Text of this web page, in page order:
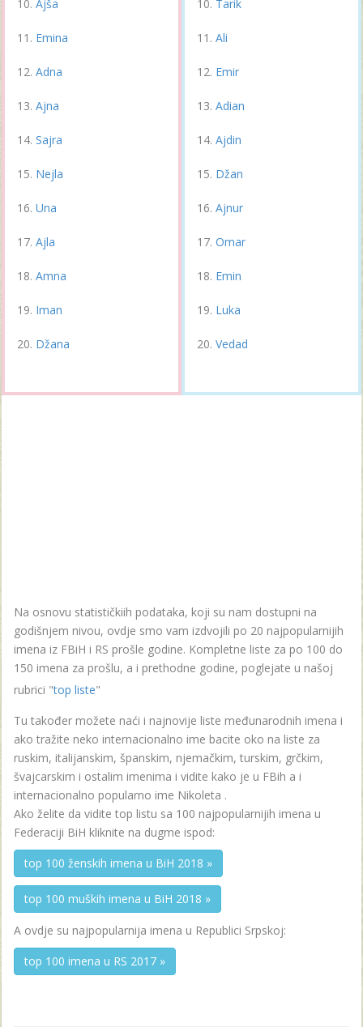
Ajša
Emina
Adna
Ajna
Sajra
Nejla
Una
Ajla
Amna
Iman
Džana
Tarik
Ali
Emir
Adian
Ajdin
Džan
Ajnur
Omar
Emin
Luka
Vedad
Na osnovu statističkiih podataka, koji su nam dostupni na
godišnjem nivou, ovdje smo vam izdvojili po 20 najpopularnijih
imena iz FBiH i RS prošle godine. Kompletne liste za po 100 do
150 imena za prošlu, a i prethodne godine, poglejate u našoj
rubrici "top liste"
Tu također možete naći i najnovije liste međunarodnih imena i
ako tražite neko internacionalno ime bacite oko na liste za
ruskim, italijanskim, španskim, njemačkim, turskim, grčkim,
švajcarskim i ostalim imenima i vidite kako je u FBih a i
internacionalno popularno ime Nikoleta .
Ako želite da vidite top listu sa 100 najpopularnijih imena u
Federaciji BiH kliknite na dugme ispod:
top 100 ženskih imena u BiH 2018 »
top 100 muških imena u BiH 2018 »
A ovdje su najpopularnija imena u Republici Srpskoj:
top 100 imena u RS 2017 »